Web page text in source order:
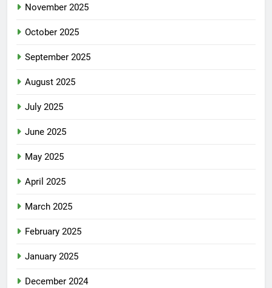
November 2025
October 2025
September 2025
August 2025
July 2025
June 2025
May 2025
April 2025
March 2025
February 2025
January 2025
December 2024